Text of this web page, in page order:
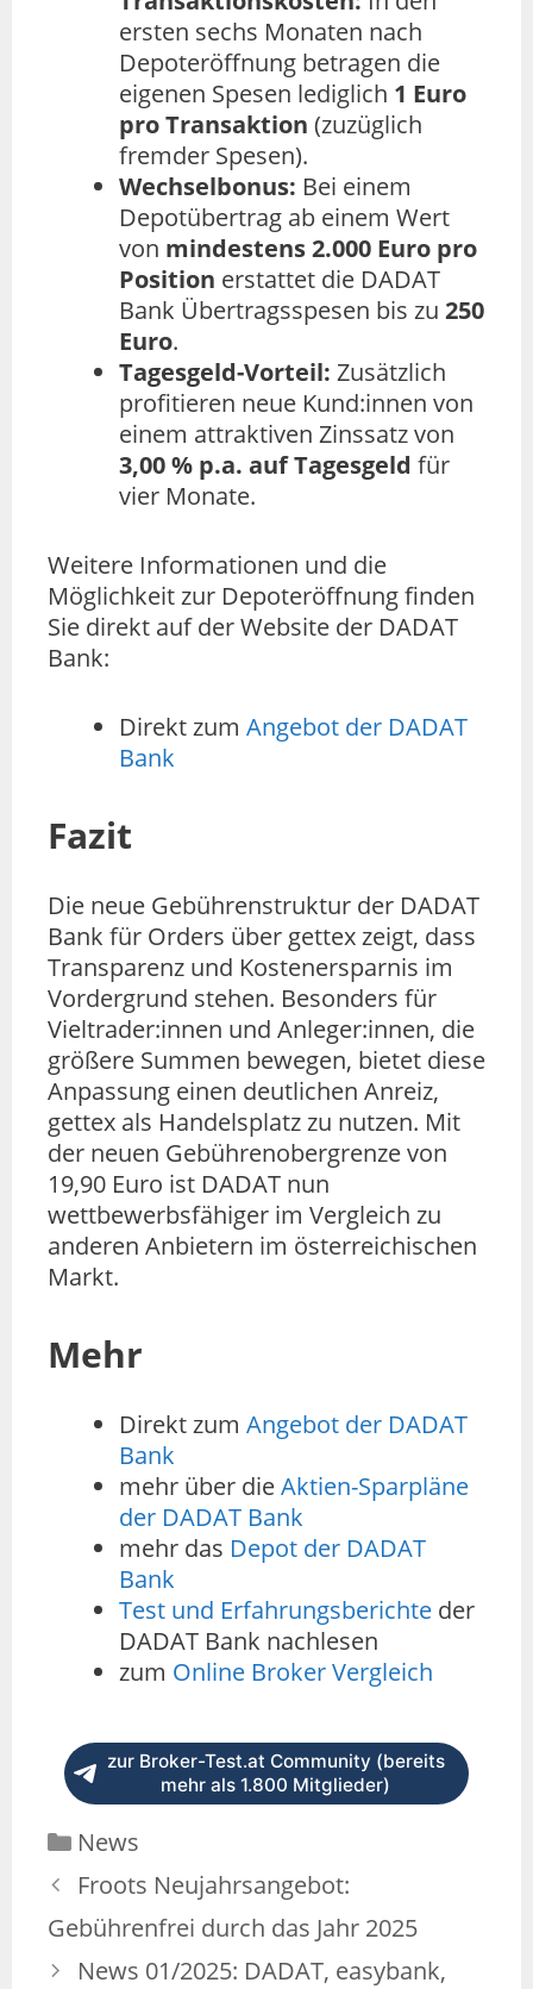
ersten sechs Monaten nach
Depoteröffnung betragen die
eigenen Spesen lediglich 1 Euro
pro Transaktion (zuzüglich
fremder Spesen).
Wechselbonus: Bei einem
Depotübertrag ab einem Wert
von mindestens 2.000 Euro pro
Position erstattet die DADAT
Bank Übertragsspesen bis zu 250
Euro.
Tagesgeld-Vorteil: Zusätzlich
profitieren neue Kund:innen von
einem attraktiven Zinssatz von
3,00 % p.a. auf Tagesgeld für
vier Monate.
Weitere Informationen und die
Möglichkeit zur Depoteröffnung finden
Sie direkt auf der Website der DADAT
Bank:
Direkt zum Angebot der DADAT
Bank
Fazit
Die neue Gebührenstruktur der DADAT
Bank für Orders über gettex zeigt, dass
Transparenz und Kostenersparnis im
Vordergrund stehen. Besonders für
Vieltrader:innen und Anleger:innen, die
größere Summen bewegen, bietet diese
Anpassung einen deutlichen Anreiz,
gettex als Handelsplatz zu nutzen. Mit
der neuen Gebührenobergrenze von
19,90 Euro ist DADAT nun
wettbewerbsfähiger im Vergleich zu
anderen Anbietern im österreichischen
Markt.
Mehr
Direkt zum Angebot der DADAT
Bank
mehr über dieAktien-Sparpläne
der DADAT Bank
mehr das Depot der DADAT
Bank
Test und Erfahrungsberichte der
DADAT Bank nachlesen
zum Online Broker Vergleich
zur Broker-Test.at Community (bereits
mehr als 1.800 Mitglieder)
News
Froots Neujahrsangebot:
Gebührenfrei durch das Jahr 2025
News 01/2025: DADAT, easybank,